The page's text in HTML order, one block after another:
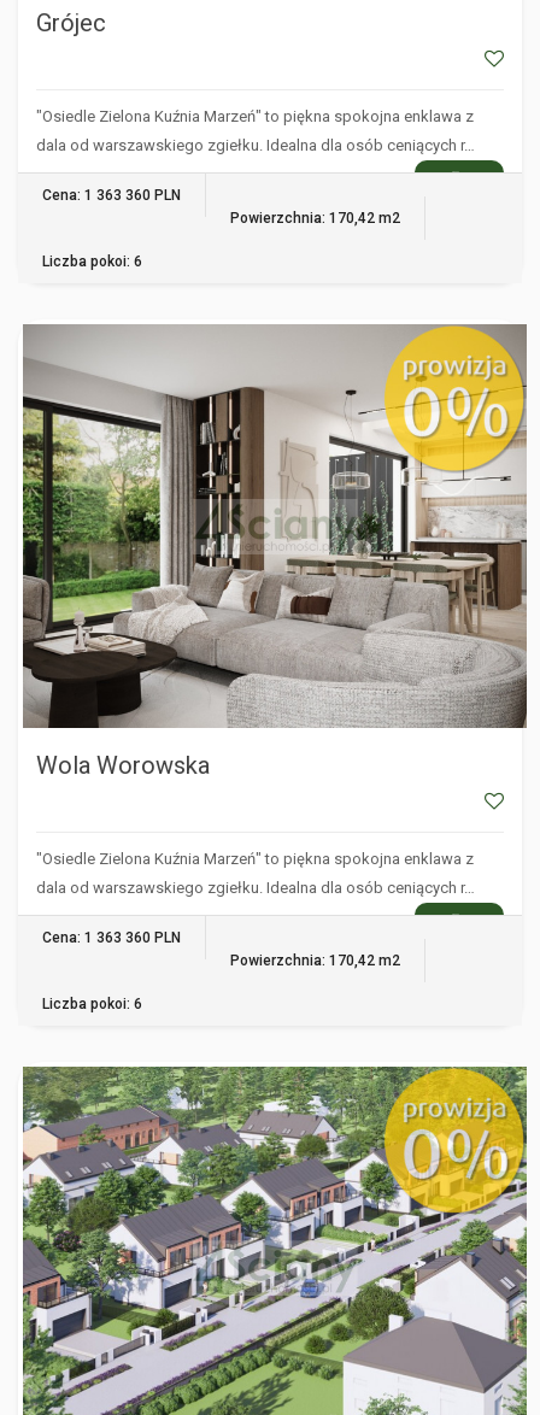
Grójec
"Osiedle Zielona Kuźnia Marzeń" to piękna spokojna enklawa z
dala od warszawskiego zgiełku. Idealna dla osób ceniących r…
WIĘCEJ
Cena: 1 363 360 PLN
Powierzchnia: 170,42 m2
Liczba pokoi: 6
Wola Worowska
"Osiedle Zielona Kuźnia Marzeń" to piękna spokojna enklawa z
dala od warszawskiego zgiełku. Idealna dla osób ceniących r…
WIĘCEJ
Cena: 1 363 360 PLN
Powierzchnia: 170,42 m2
Liczba pokoi: 6
WOLA WOROWSKA